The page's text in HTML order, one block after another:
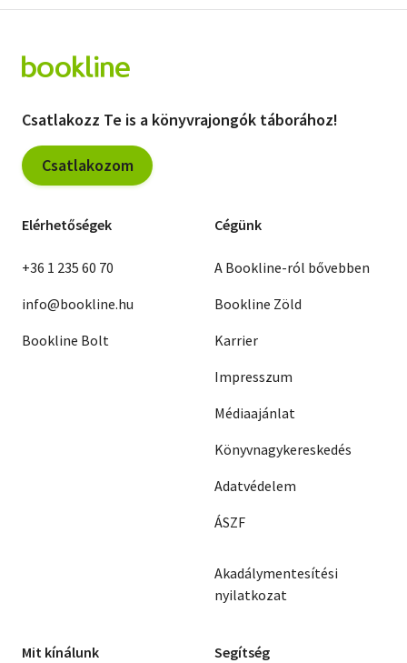
Csatlakozz Te is a könyvrajongók táborához!
Csatlakozom
Elérhetőségek
+36 1 235 60 70
info@bookline.hu
Bookline Bolt
Cégünk
A Bookline-ról bővebben
Bookline Zöld
Karrier
Impresszum
Médiaajánlat
Könyvnagykereskedés
Adatvédelem
ÁSZF
Akadálymentesítési
nyilatkozat
Mit kínálunk Segítség